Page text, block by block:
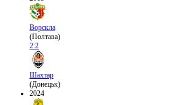
Ворскла
(Полтава)
2:2
Шахтар
(Донецьк)
2024